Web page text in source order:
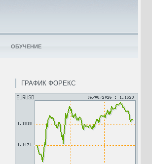
ГРАФИК ФОРЕКС
ОБУЧЕНИЕ